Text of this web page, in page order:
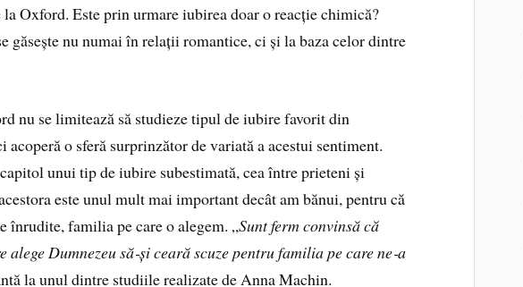
la Oxford. Este prin urmare iubirea doar o reacție chimică?
găsește nu numai în relații romantice, ci și la baza celor dintre
nu se limitează să studieze tipul de iubire favorit din
o sferă surprinzător de variată a acestui sentiment.
unui tip de iubire subestimată, cea între prieteni și
este unul mult mai important decât am bănui, pentru că
înrudite, familia pe care o alegem. „Sunt ferm convinsă că
Dumnezeu să‑și ceară scuze pentru familia pe care ne‑a
la unul dintre studiile realizate de Anna Machin.